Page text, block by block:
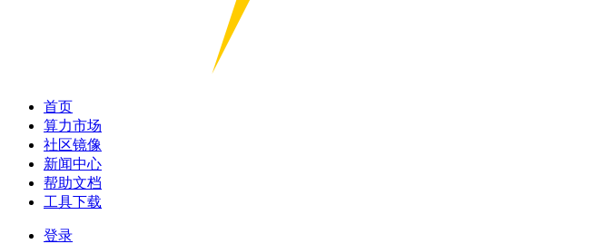
首页
算力市场
社区镜像
新闻中心
帮助文档
工具下载
登录